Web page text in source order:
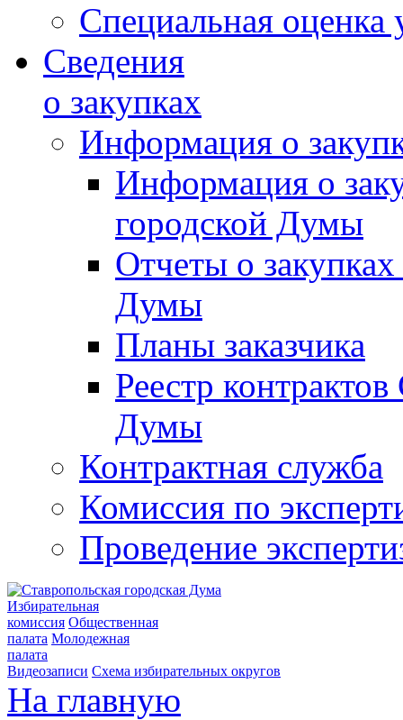
Специальная оценка
Сведения
о закупках
Информация о
Информация о
городской Думы
Отчеты о
Думы
Планы заказчика
Реестр
Думы
Контрактная служба
Комиссия по
Проведение
Избирательная
комиссия Общественная
палата Молодежная
палата
Видеозаписи Схема избирательных округов
На главную